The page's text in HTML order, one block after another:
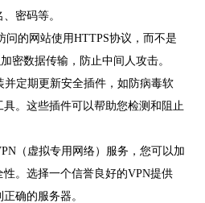
密码等。
问的网站使用HTTPS协议，而不是
密数据传输，防止中间人攻击。
定期更新安全插件，如防病毒软
。这些插件可以帮助您检测和阻止
（虚拟专用网络）服务，您可以加
。选择一个信誉良好的VPN提供
确的服务器。